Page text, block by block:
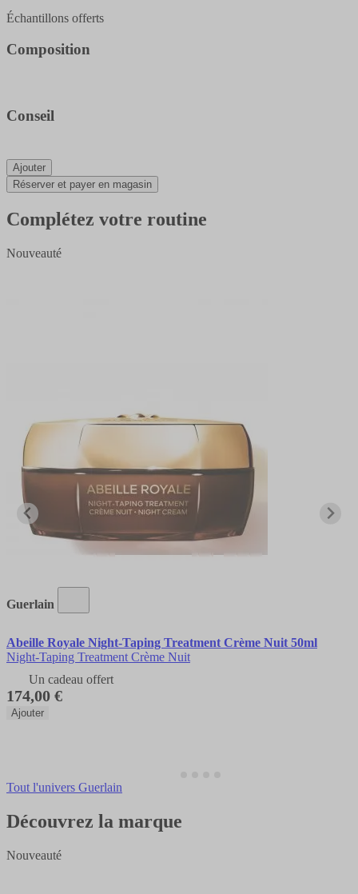
Échantillons offerts
Composition
Conseil
Ajouter
Réserver et payer en magasin
Complétez votre routine
Nouveauté
Guerlain
Abeille Royale Night-Taping Treatment Crème Nuit 50ml
Night-Taping Treatment Crème Nuit
Un cadeau offert
174,00 €
Ajouter
Tout l'univers Guerlain
Découvrez la marque
Nouveauté